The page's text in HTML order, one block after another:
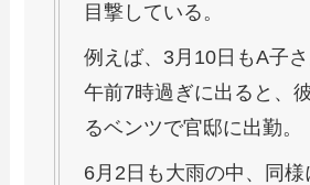
目撃している。
例えば、3月10日もA子
午前7時過ぎに出ると、
るベンツで官邸に出勤。
6月2日も大雨の中、同